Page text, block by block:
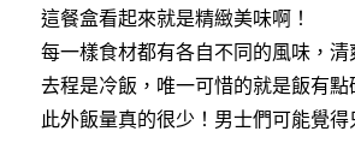
這餐盒看起來就是精緻美味啊！
每一樣食材都有各自不同的風味，清
去程是冷飯，唯一可惜的就是飯有點
此外飯量真的很少！男士們可能覺